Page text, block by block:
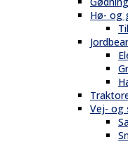
Hø- og
Vej- og